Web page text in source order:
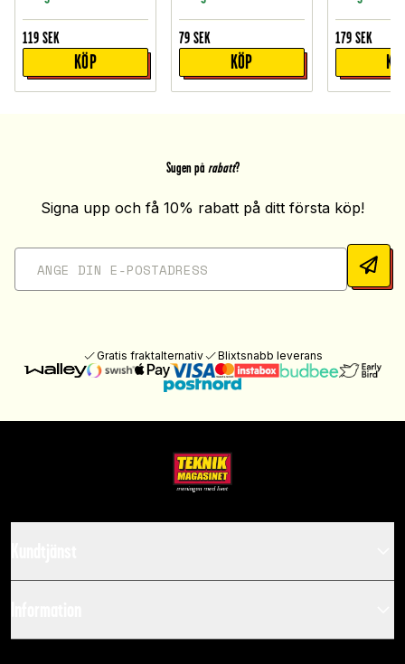
119 SEK
KÖP
79 SEK
KÖP
179 SEK
Sugen på rabatt?
Signa upp och få 10% rabatt på ditt första köp!
Gratis fraktalternativ Blixtsnabb leverans